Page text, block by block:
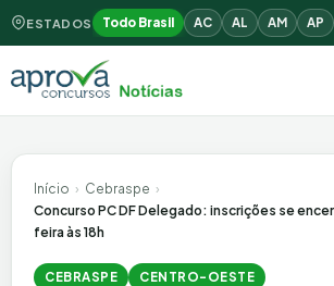
ESTADOS Todo Brasil AC AL AM AP
Início › Cebraspe ›
Concurso PC DF Delegado: inscrições se
feira às 18h
CEBRASPE CENTRO-OESTE